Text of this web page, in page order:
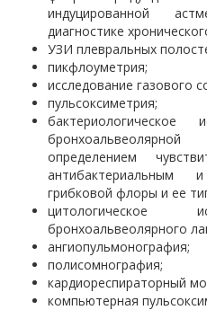
индуцированной
диагностике
УЗИ плевральных
пикфлоуметрия;
исследование газового
пульсоксиметрия;
определением
антибактериальным
грибковой флоры и ее
цитологическое
бронхоальвеолярного
ангиопульмонография;
полисомнография;
кардиореспираторный
компьютерная